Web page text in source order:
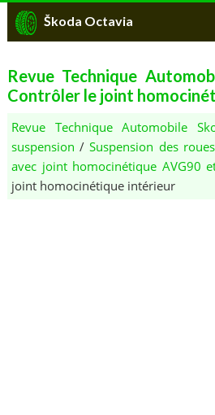
Škoda Octavia
Revue Technique
Contrôler le joint
Revue Technique Automobile
suspension /Suspension des
avec joint homocinétique AVG90
joint homocinétique intérieur